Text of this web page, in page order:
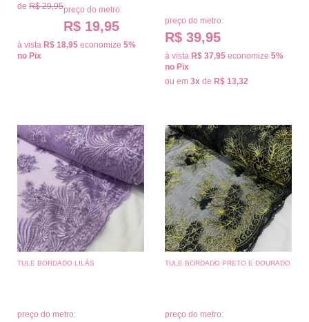
de R$ 29,95preço do metro:
R$ 19,95
à vista R$ 18,95 economize 5%
no Pix
preço do metro:
R$ 39,95
à vista R$ 37,95 economize 5%
no Pix
ou em 3x de R$ 13,32
TULE BORDADO LILÁS
preço do metro:
TULE BORDADO PRETO E DOURADO
preço do metro: